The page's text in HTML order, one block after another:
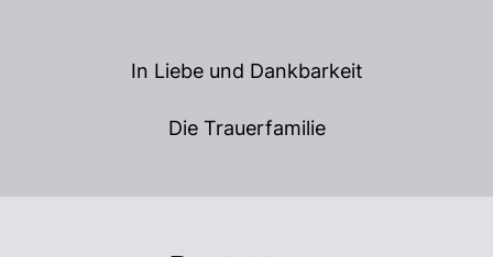
In Liebe und Dankbarkeit
Die Trauerfamilie